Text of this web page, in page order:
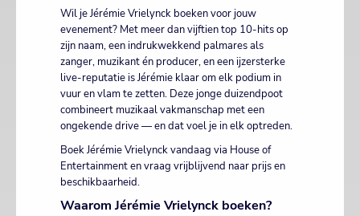
Wil je Jérémie Vrielynck boeken voor jouw
evenement? Met meer dan vijftien top 10-hits op
zijn naam, een indrukwekkend palmares als
zanger, muzikant én producer, en een ijzersterke
live-reputatie is Jérémie klaar om elk podium in
vuur en vlam te zetten. Deze jonge duizendpoot
combineert muzikaal vakmanschap met een
ongekende drive — en dat voel je in elk optreden.
Boek Jérémie Vrielynck vandaag via House of
Entertainment en vraag vrijblijvend naar prijs en
beschikbaarheid.
Waarom Jérémie Vrielynck boeken?